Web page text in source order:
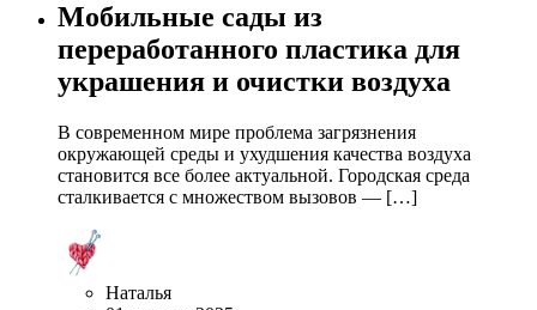
Мобильные сады из
переработанного пластика для
украшения и очистки воздуха
В современном мире проблема загрязнения
окружающей среды и ухудшения качества воздуха
становится все более актуальной. Городская среда
сталкивается с множеством вызовов — […]
Наталья